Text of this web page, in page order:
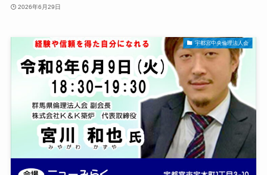
2026年6月29日
宇都宮中央倫理法人会